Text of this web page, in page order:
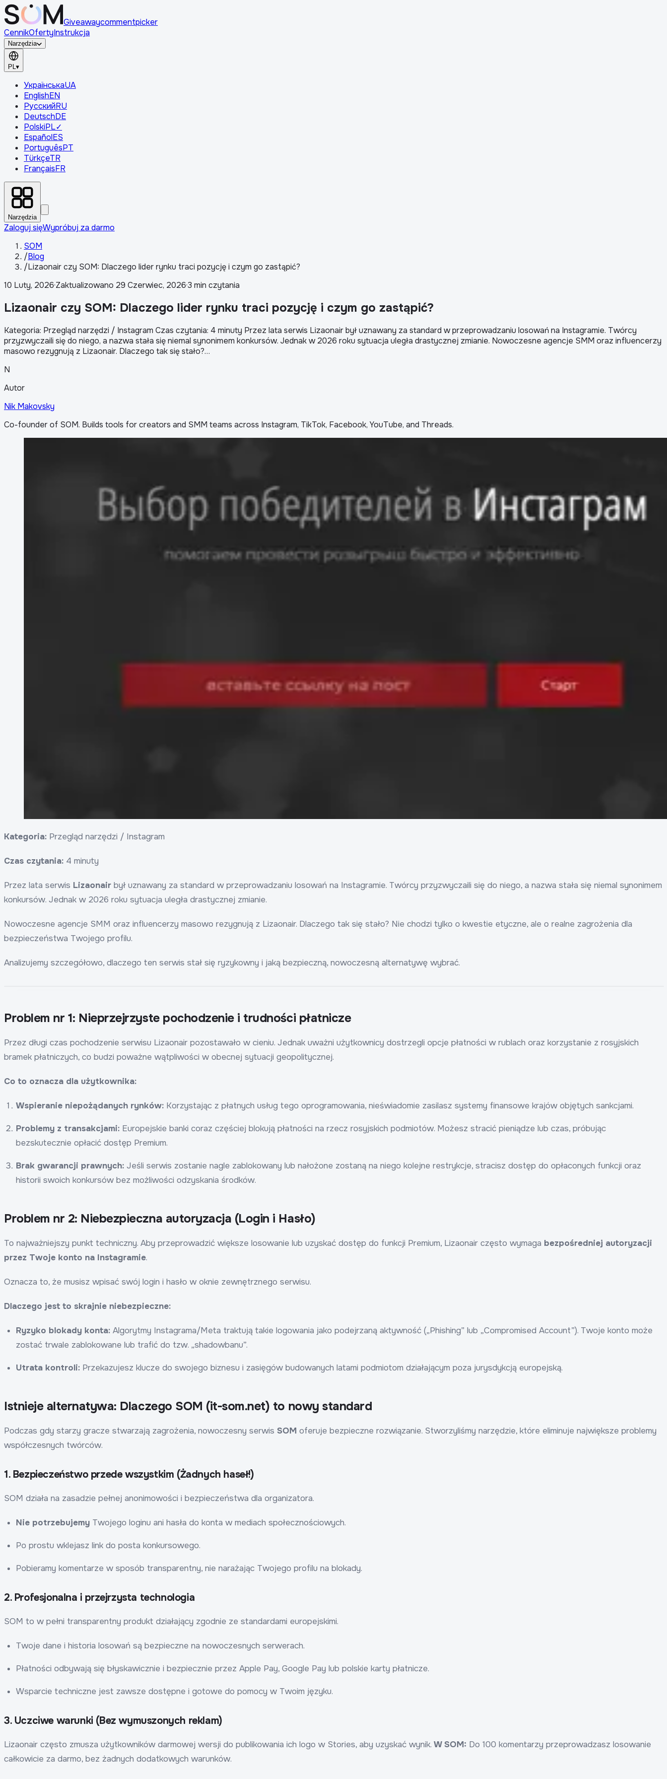
Giveawaycommentpicker
CennikOfertyInstrukcja
Narzędzia
PL▾
УкраїнськаUA
EnglishEN
РусскийRU
DeutschDE
PolskiPL✓
EspañolES
PortuguêsPT
TürkçeTR
FrançaisFR
Narzędzia
Zaloguj sięWypróbuj za darmo
SOM
/Blog
/Lizaonair czy SOM: Dlaczego lider rynku traci pozycję i czym go zastąpić?
10 Luty, 2026·Zaktualizowano 29 Czerwiec, 2026·3 min czytania
Lizaonair czy SOM: Dlaczego lider rynku traci pozycję i czym go zastąpić?
Kategoria: Przegląd narzędzi / Instagram Czas czytania: 4 minuty Przez lata serwis Lizaonair był uznawany za standard w przeprowadzaniu losowań na Instagramie. Twórcy
przyzwyczaili się do niego, a nazwa stała się niemal synonimem konkursów. Jednak w 2026 roku sytuacja uległa drastycznej zmianie. Nowoczesne agencje SMM oraz influencerzy
masowo rezygnują z Lizaonair. Dlaczego tak się stało?…
N
Autor
Nik Makovsky
Co-founder of SOM. Builds tools for creators and SMM teams across Instagram, TikTok, Facebook, YouTube, and Threads.
Kategoria: Przegląd narzędzi / Instagram
Czas czytania: 4 minuty
Przez lata serwis Lizaonair był uznawany za standard w przeprowadzaniu losowań na Instagramie. Twórcy przyzwyczaili się do niego, a nazwa stała się niemal synonimem
konkursów. Jednak w 2026 roku sytuacja uległa drastycznej zmianie.
Nowoczesne agencje SMM oraz influencerzy masowo rezygnują z Lizaonair. Dlaczego tak się stało? Nie chodzi tylko o kwestie etyczne, ale o realne zagrożenia dla
bezpieczeństwa Twojego profilu.
Analizujemy szczegółowo, dlaczego ten serwis stał się ryzykowny i jaką bezpieczną, nowoczesną alternatywę wybrać.
Problem nr 1: Nieprzejrzyste pochodzenie i trudności płatnicze
Przez długi czas pochodzenie serwisu Lizaonair pozostawało w cieniu. Jednak uważni użytkownicy dostrzegli opcje płatności w rublach oraz korzystanie z rosyjskich
bramek płatniczych, co budzi poważne wątpliwości w obecnej sytuacji geopolitycznej.
Co to oznacza dla użytkownika:
Wspieranie niepożądanych rynków: Korzystając z płatnych usług tego oprogramowania, nieświadomie zasilasz systemy finansowe krajów objętych sankcjami.
Problemy z transakcjami: Europejskie banki coraz częściej blokują płatności na rzecz rosyjskich podmiotów. Możesz stracić pieniądze lub czas, próbując
bezskutecznie opłacić dostęp Premium.
Brak gwarancji prawnych: Jeśli serwis zostanie nagle zablokowany lub nałożone zostaną na niego kolejne restrykcje, stracisz dostęp do opłaconych funkcji oraz
historii swoich konkursów bez możliwości odzyskania środków.
Problem nr 2: Niebezpieczna autoryzacja (Login i Hasło)
To najważniejszy punkt techniczny. Aby przeprowadzić większe losowanie lub uzyskać dostęp do funkcji Premium, Lizaonair często wymaga bezpośredniej autoryzacji
przez Twoje konto na Instagramie.
Oznacza to, że musisz wpisać swój login i hasło w oknie zewnętrznego serwisu.
Dlaczego jest to skrajnie niebezpieczne:
Ryzyko blokady konta: Algorytmy Instagrama/Meta traktują takie logowania jako podejrzaną aktywność („Phishing” lub „Compromised Account”). Twoje konto może
zostać trwale zablokowane lub trafić do tzw. „shadowbanu”.
Utrata kontroli: Przekazujesz klucze do swojego biznesu i zasięgów budowanych latami podmiotom działającym poza jurysdykcją europejską.
Istnieje alternatywa: Dlaczego SOM (it-som.net) to nowy standard
Podczas gdy starzy gracze stwarzają zagrożenia, nowoczesny serwis SOM oferuje bezpieczne rozwiązanie. Stworzyliśmy narzędzie, które eliminuje największe problemy
współczesnych twórców.
1. Bezpieczeństwo przede wszystkim (Żadnych haseł!)
SOM działa na zasadzie pełnej anonimowości i bezpieczeństwa dla organizatora.
Nie potrzebujemy Twojego loginu ani hasła do konta w mediach społecznościowych.
Po prostu wklejasz link do posta konkursowego.
Pobieramy komentarze w sposób transparentny, nie narażając Twojego profilu na blokady.
2. Profesjonalna i przejrzysta technologia
SOM to w pełni transparentny produkt działający zgodnie ze standardami europejskimi.
Twoje dane i historia losowań są bezpieczne na nowoczesnych serwerach.
Płatności odbywają się błyskawicznie i bezpiecznie przez Apple Pay, Google Pay lub polskie karty płatnicze.
Wsparcie techniczne jest zawsze dostępne i gotowe do pomocy w Twoim języku.
3. Uczciwe warunki (Bez wymuszonych reklam)
Lizaonair często zmusza użytkowników darmowej wersji do publikowania ich logo w Stories, aby uzyskać wynik. W SOM: Do 100 komentarzy przeprowadzasz losowanie
całkowicie za darmo, bez żadnych dodatkowych warunków.